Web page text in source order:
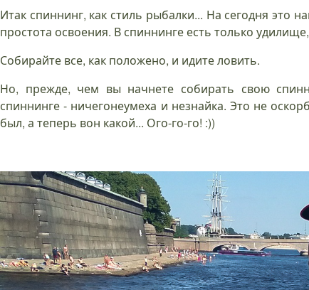
Итак спиннинг, как стиль рыбалки... На сегодня
простота освоения. В спиннинге есть только
Собирайте все, как положено, и идите ловить.
Но, прежде, чем вы начнете собирать свою
спиннинге - ничегонеумеха и незнайка. Это не
был, а теперь вон какой... Ого-го-го! :))